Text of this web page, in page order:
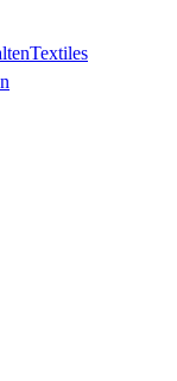
Textiles